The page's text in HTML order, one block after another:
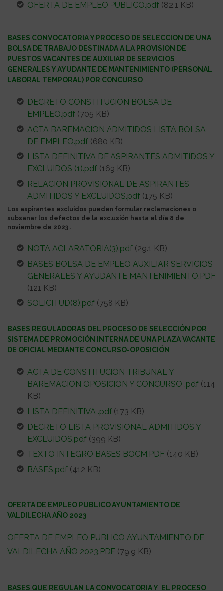
OFERTA DE EMPLEO PUBLICO.pdf (82.1 KB)
BASES CONVOCATORIA Y PROCESO DE SELECCION DE UNA
BOLSA DE TRABAJO DESTINADA A LA PROVISION DE
PUESTOS VACANTES DE AUXILIAR DE SERVICIOS
GENERALES Y AYUDANTE DE MANTENIMIENTO (PERSONAL
LABORAL TEMPORAL) POR CONCURSO
DECRETO CONSTITUCION BOLSA DE
EMPLEO.pdf (705 KB)
ACTA BAREMACION ADMITIDOS LISTA BOLSA
DE EMPLEO.pdf (680 KB)
LISTA DEFINITIVA DE ASPIRANTES ADMITIDOS Y
EXCLUIDOS (1).pdf (169 KB)
RELACION PROVISIONAL DE ASPIRANTES
ADMITIDOS Y EXCLUIDOS.pdf (175 KB)
Los aspirantes excluidos pueden formular reclamaciones o
subsanar los defectos de la exclusión hasta el día 8 de
noviembre de 2023 .
NOTA ACLARATORIA(3).pdf (29.1 KB)
BASES BOLSA DE EMPLEO AUXILIAR SERVICIOS
GENERALES Y AYUDANTE MANTENIMIENTO.PDF
(121 KB)
SOLICITUD(8).pdf (758 KB)
BASES REGULADORAS DEL PROCESO DE SELECCIÓN POR
SISTEMA DE PROMOCIÓN INTERNA DE UNA PLAZA VACANTE
DE OFICIAL MEDIANTE CONCURSO-OPOSICIÓN
ACTA DE CONSTITUCION TRIBUNAL Y
BAREMACION OPOSICION Y CONCURSO .pdf (114
KB)
LISTA DEFINITIVA .pdf (173 KB)
DECRETO LISTA PROVISIONAL ADMITIDOS Y
EXCLUIDOS.pdf (399 KB)
TEXTO INTEGRO BASES BOCM.PDF (140 KB)
BASES.pdf (412 KB)
OFERTA DE EMPLEO PUBLICO AYUNTAMIENTO DE
VALDILECHA AÑO 2023
OFERTA DE EMPLEO PUBLICO AYUNTAMIENTO DE
VALDILECHA AÑO 2023.PDF (79.9 KB)
BASES QUE REGULAN LA CONVOCATORIA Y EL PROCESO